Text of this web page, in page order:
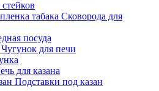
Сковорода для
посуда
Чугунок для печи
для казана
Подставки под казан